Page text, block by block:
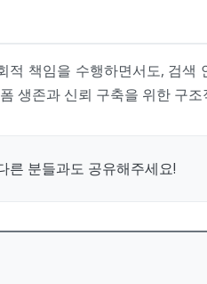
책임을 수행하면서도, 검
생존과 신뢰 구축을 위한 구
른 분들과도 공유해주세요!